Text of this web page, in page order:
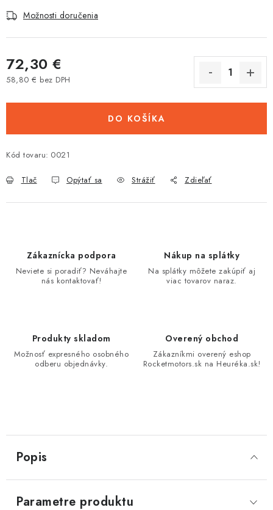
Tabuľky veľkostí odevov, prilieb a obuvi rôznych značiek
Možnosti doručenia
72,30 €
58,80 € bez DPH
DO KOŠÍKA
Kód tovaru: 0021
Tlač Opýtať sa Strážiť Zdieľať
Zákaznícka podpora
Neviete si poradiť? Neváhajte
nás kontaktovať!
Nákup na splátky
Na splátky môžete zakúpiť aj
viac tovarov naraz.
Produkty skladom
Možnosť expresného osobného
odberu objednávky.
Overený obchod
Zákazníkmi overený eshop
Rocketmotors.sk na Heuréka.sk!
Popis
Parametre produktu